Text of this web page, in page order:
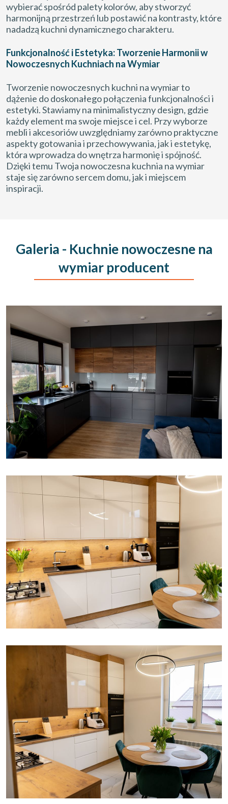
wybierać spośród palety kolorów, aby stworzyć
harmonijną przestrzeń lub postawić na kontrasty, które
nadadzą kuchni dynamicznego charakteru.
Funkcjonalność i Estetyka: Tworzenie Harmonii w
Nowoczesnych Kuchniach na Wymiar
Tworzenie nowoczesnych kuchni na wymiar to
dążenie do doskonałego połączenia funkcjonalności i
estetyki. Stawiamy na minimalistyczny design, gdzie
każdy element ma swoje miejsce i cel. Przy wyborze
mebli i akcesoriów uwzględniamy zarówno praktyczne
aspekty gotowania i przechowywania, jak i estetykę,
która wprowadza do wnętrza harmonię i spójność.
Dzięki temu Twoja nowoczesna kuchnia na wymiar
staje się zarówno sercem domu, jak i miejscem
inspiracji.
Galeria - Kuchnie nowoczesne na
wymiar producent